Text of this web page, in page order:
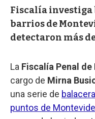
Fiscalía investiga
barrios de
detectaron más
La Fiscalía Penal
cargo de Mirna
una serie de
puntos de